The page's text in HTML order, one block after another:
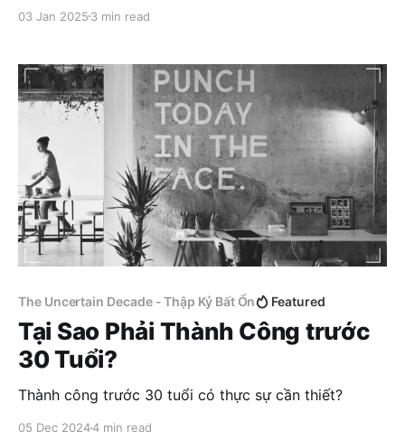
phải bận tâm. Đó không phải vì bạn tệ hay thiếu sót,
03 Jan 2025 3 min read
The Uncertain Decade - Thập Kỷ Bất Ổn Featured
Tại Sao Phải Thành Công trước
30 Tuổi?
Thành công trước 30 tuổi có thực sự cần thiết?
05 Dec 20244 min read